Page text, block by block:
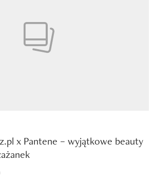
x Pantene – wyjątkowe beauty